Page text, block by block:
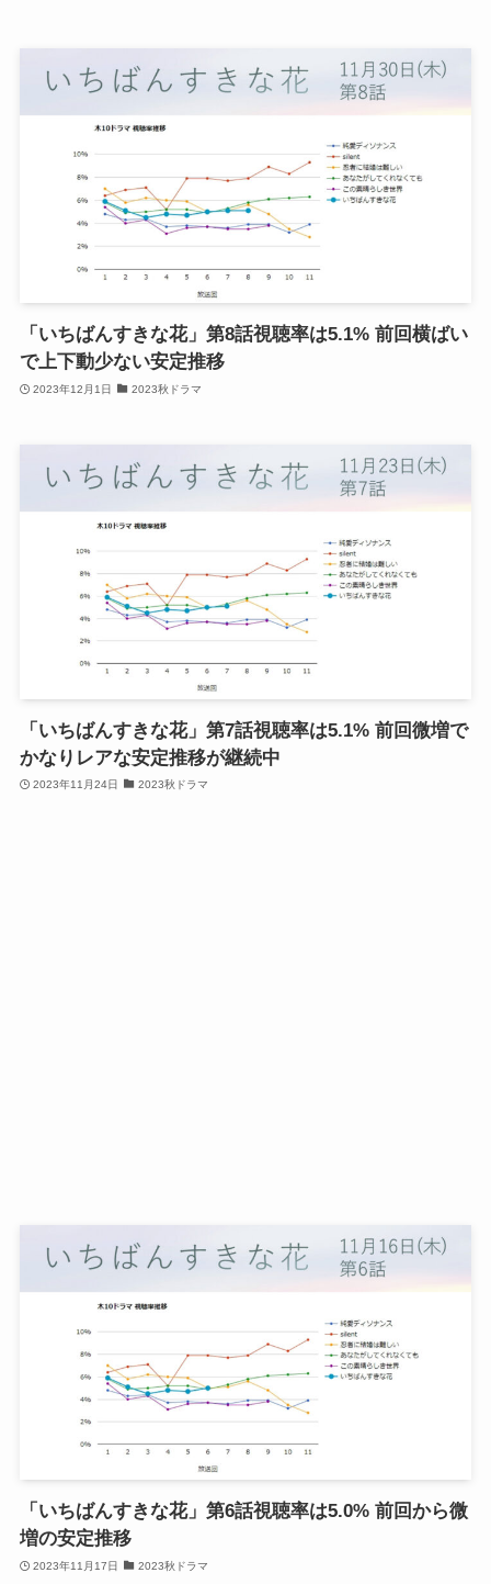
「いちばんすきな花」第8話視聴率は5.1% 前回横ばい
で上下動少ない安定推移
2023年12月1日 2023秋ドラマ
「いちばんすきな花」第7話視聴率は5.1% 前回微増で
かなりレアな安定推移が継続中
2023年11月24日 2023秋ドラマ
「いちばんすきな花」第6話視聴率は5.0% 前回から微
増の安定推移
2023年11月17日 2023秋ドラマ